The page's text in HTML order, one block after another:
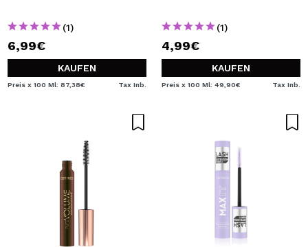
(1)
6,99€
KAUFEN
Preis x 100 Ml: 87,38€ Tax Inb.
(1)
4,99€
KAUFEN
Preis x 100 Ml: 49,90€ Tax Inb.